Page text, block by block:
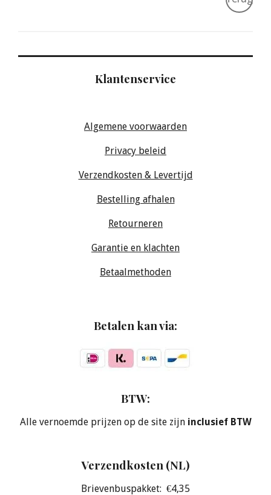
Klantenservice
Algemene voorwaarden
Privacy beleid
Verzendkosten & Levertijd
Bestelling afhalen
Retourneren
Garantie en klachten
Betaalmethoden
Betalen kan via:
BTW:
Alle vernoemde prijzen op de site zijn inclusief BTW
Verzendkosten (NL)
Brievenbuspakket: €4,35